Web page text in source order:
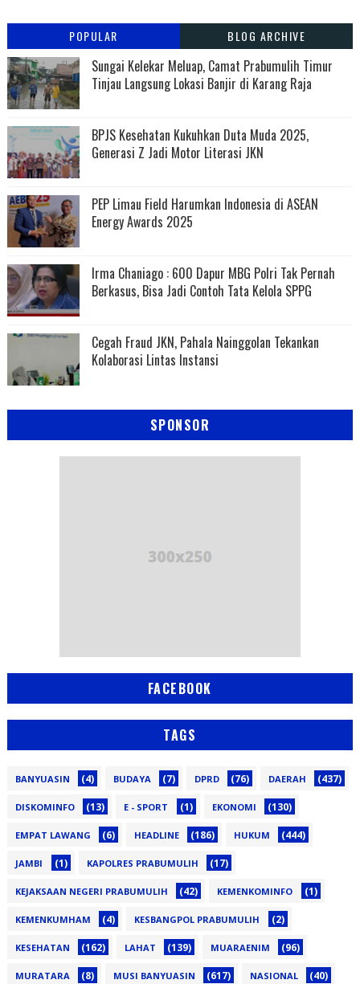
POPULAR BLOG ARCHIVE
Sungai Kelekar Meluap, Camat Prabumulih Timur
Tinjau Langsung Lokasi Banjir di Karang Raja
BPJS Kesehatan Kukuhkan Duta Muda 2025,
Generasi Z Jadi Motor Literasi JKN
PEP Limau Field Harumkan Indonesia di ASEAN
Energy Awards 2025
Irma Chaniago : 600 Dapur MBG Polri Tak Pernah
Berkasus, Bisa Jadi Contoh Tata Kelola SPPG
Cegah Fraud JKN, Pahala Nainggolan Tekankan
Kolaborasi Lintas Instansi
SPONSOR
FACEBOOK
TAGS
BANYUASIN (4) BUDAYA (7) DPRD (76) DAERAH (437)
DISKOMINFO (13) E - SPORT (1) EKONOMI (130)
EMPAT LAWANG (6) HEADLINE (186) HUKUM (444)
JAMBI (1) KAPOLRES PRABUMULIH (17)
KEJAKSAAN NEGERI PRABUMULIH (42) KEMENKOMINFO (1)
KEMENKUMHAM (4) KESBANGPOL PRABUMULIH (2)
KESEHATAN (162) LAHAT (139) MUARAENIM (96)
MURATARA (8) MUSI BANYUASIN (617) NASIONAL (40)